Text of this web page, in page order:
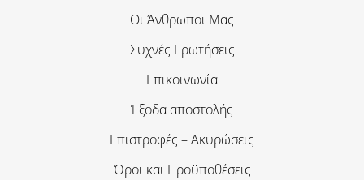
Οι Άνθρωποι Μας
Συχνές Ερωτήσεις
Επικοινωνία
Έξοδα αποστολής
Επιστροφές – Ακυρώσεις
Όροι και Προϋποθέσεις